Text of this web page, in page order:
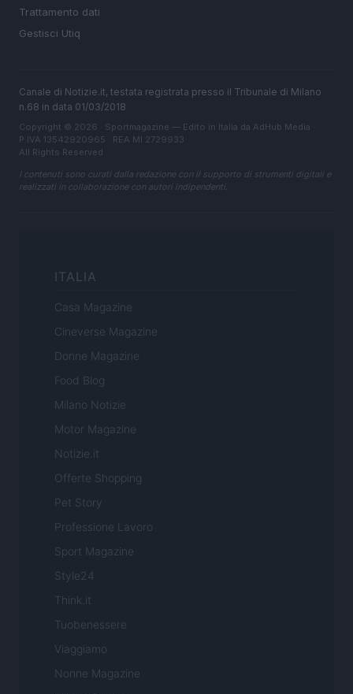
Trattamento dati
Gestisci Utiq
Canale di Notizie.it, testata registrata presso il Tribunale di Milano
n.68 in data 01/03/2018
Copyright © 2026 · Sportmagazine — Edito in Italia da AdHub Media
P.IVA 13542920965 · REA MI 2729933
All Rights Reserved
I contenuti sono curati dalla redazione con il supporto di strumenti digitali e
realizzati in collaborazione con autori indipendenti.
ITALIA
Casa Magazine
Cineverse Magazine
Donne Magazine
Food Blog
Milano Notizie
Motor Magazine
Notizie.it
Offerte Shopping
Pet Story
Professione Lavoro
Sport Magazine
Style24
Think.it
Tuobenessere
Viaggiamo
Nonne Magazine